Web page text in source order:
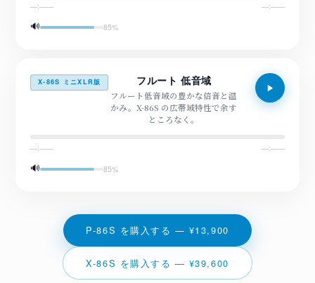
—:—— —:——
🔊 85%
X-86S ミニXLR版 フルート 低音域
フルート低音域の豊かな倍音と温
かみ。X-86S の広帯域特性で余す
ところなく。
—:—— —:——
🔊 85%
P-86S を購入する — ¥13,900
X-86S を購入する — ¥39,600